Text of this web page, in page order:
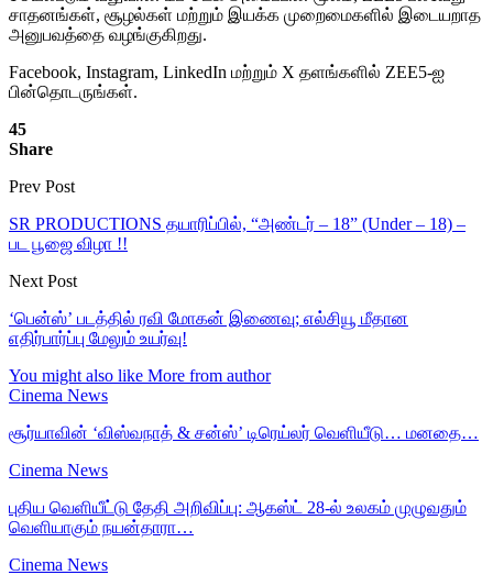
சாதனங்கள், சூழல்கள் மற்றும் இயக்க முறைமைகளில் இடையறாத
அனுபவத்தை வழங்குகிறது.
Facebook, Instagram, LinkedIn மற்றும் X தளங்களில் ZEE5-ஐ
பின்தொடருங்கள்.
45
Share
Prev Post
SR PRODUCTIONS தயாரிப்பில், “அண்டர் – 18” (Under – 18) –
பட பூஜை விழா !!
Next Post
‘பென்ஸ்’ படத்தில் ரவி மோகன் இணைவு; எல்சியூ மீதான
எதிர்பார்ப்பு மேலும் உயர்வு!
You might also like More from author
Cinema News
சூர்யாவின் ‘விஸ்வநாத் & சன்ஸ்’ டிரெய்லர் வெளியீடு… மனதை…
Cinema News
புதிய வெளியீட்டு தேதி அறிவிப்பு: ஆகஸ்ட் 28-ல் உலகம் முழுவதும்
வெளியாகும் நயன்தாரா…
Cinema News